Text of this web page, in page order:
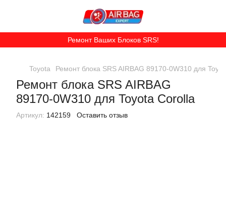
Ремонт Ваших Блоков SRS!
Toyota Ремонт блока SRS AIRBAG 89170-0W310 для
Ремонт блока SRS AIRBAG
89170-0W310 для Toyota Corolla
Артикул: 142159 Оставить отзыв